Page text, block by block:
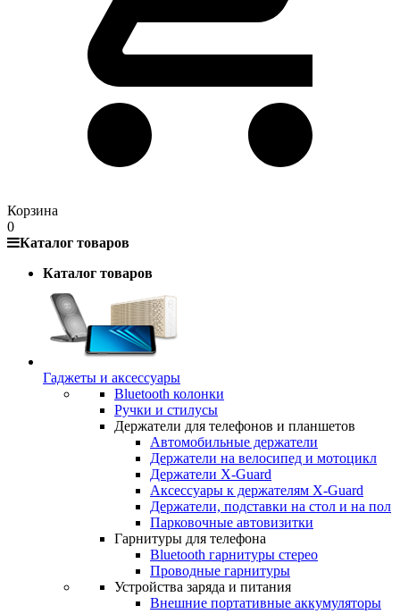
Корзина
0
Каталог товаров
Каталог товаров
Гаджеты и аксессуары
Bluetooth колонки
Ручки и стилусы
Держатели для телефонов и планшетов
Автомобильные держатели
Держатели на велосипед и мотоцикл
Держатели X-Guard
Аксессуары к держателям X-Guard
Держатели, подставки на стол и на пол
Парковочные автовизитки
Гарнитуры для телефона
Bluetooth гарнитуры стерео
Проводные гарнитуры
Устройства заряда и питания
Внешние портативные аккумуляторы